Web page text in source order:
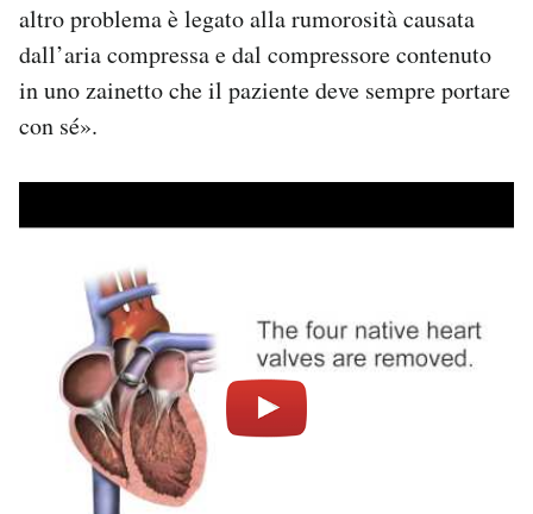
altro problema è legato alla rumorosità causata
dall’aria compressa e dal compressore contenuto
in uno zainetto che il paziente deve sempre portare
con sé».